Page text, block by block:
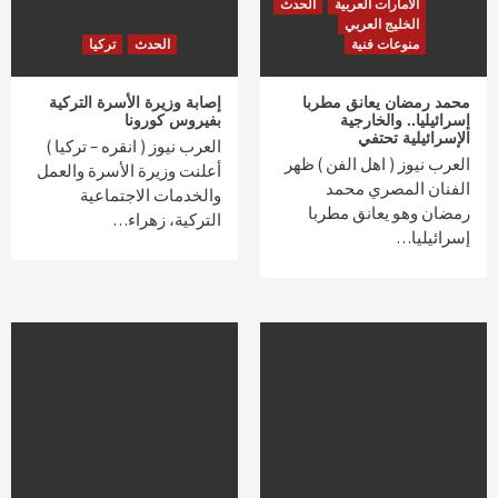
الامارات العربية
الحدث
الخليج العربي
منوعات فنية
محمد رمضان يعانق مطربا
إسرائيليا.. والخارجية
الإسرائيلية تحتفي
العرب نيوز ( اهل الفن ) ظهر
الفنان المصري محمد
رمضان وهو يعانق مطربا
إسرائيليا…
الحدث تركيا
إصابة وزيرة الأسرة التركية
بفيروس كورونا
العرب نيوز ( انقره – تركيا )
أعلنت وزيرة الأسرة والعمل
والخدمات الاجتماعية
التركية، زهراء…